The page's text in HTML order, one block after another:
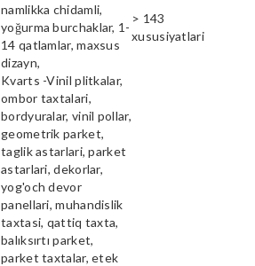
namlikka chidamli,
yoğurma burchaklar, 1-
14 qatlamlar, maxsus
dizayn,
> 143
xususiyatlari
Kvarts -Vinil plitkalar,
ombor taxtalari,
bordyuralar, vinil pollar,
geometrik parket,
taglik astarlari, parket
astarlari, dekorlar,
yog'och devor
panellari, muhandislik
taxtasi, qattiq taxta,
balıksırtı parket,
parket taxtalar, etek